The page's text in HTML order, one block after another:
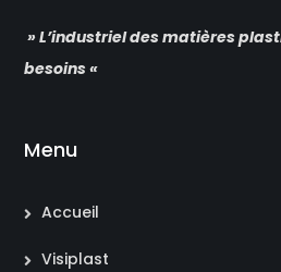
» L’industriel des matières
besoins «
Menu
Accueil
Visiplast